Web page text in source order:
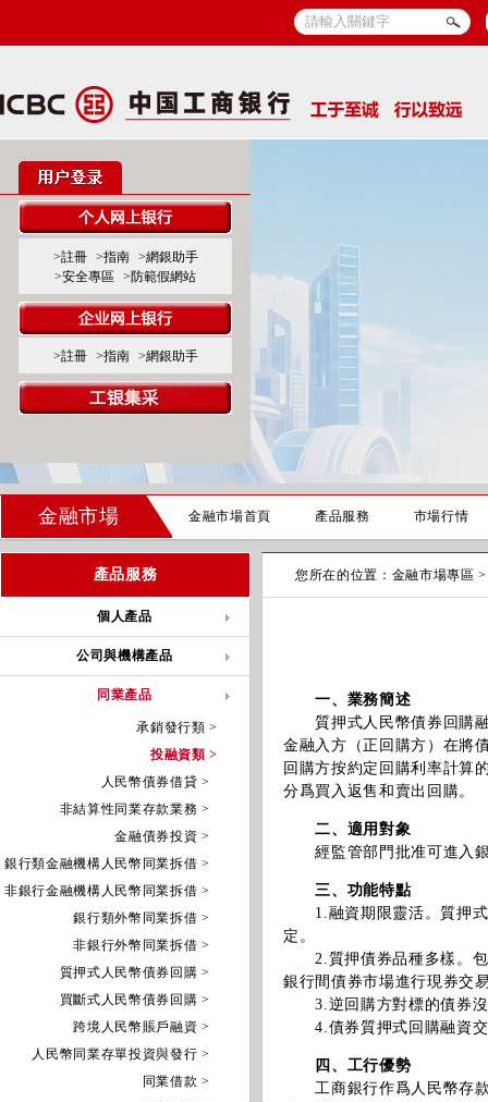
>註冊 >指南
>網銀助手
>安全專區
>防範假網站
>註冊 >指南 >網銀助手
金融市場 金融市場首頁 產品服務 市場行情
產品服務
個人產品
公司與機構產品
同業產品
承銷發行類 >
投融資類 >
人民幣債券借貸 >
非結算性同業存款業務 >
金融債券投資 >
銀行類金融機構人民幣同業拆借 >
非銀行金融機構人民幣同業拆借 >
銀行類外幣同業拆借 >
非銀行外幣同業拆借 >
質押式人民幣債券回購 >
買斷式人民幣債券回購 >
跨境人民幣賬戶融資 >
人民幣同業存單投資與發行 >
同業借款 >
您所在的位置： 金融市場專區
一、業務簡述
質押式人民幣債券回購融
金融入方（正回購方）在將
回購方按約定回購利率計算
分爲買入返售和賣出回購。
二、適用對象
經監管部門批准可進入銀
三、功能特點
1.融資期限靈活。質押式
定。
2.質押債券品種多樣。包
銀行間債券市場進行現券交
3.逆回購方對標的債券沒
4.債券質押式回購融資交
四、工行優勢
工商銀行作爲人民幣存款